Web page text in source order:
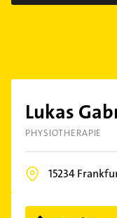
Lukas
PHYSIOTHERAPIE
15234